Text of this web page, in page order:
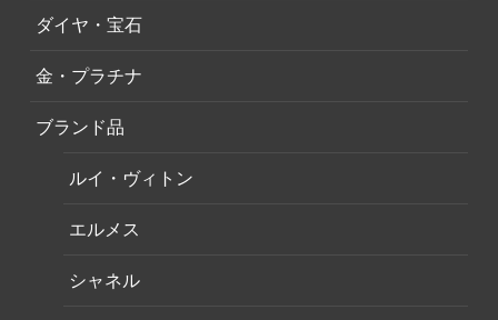
ダイヤ・宝石
金・プラチナ
ブランド品
ルイ・ヴィトン
エルメス
シャネル